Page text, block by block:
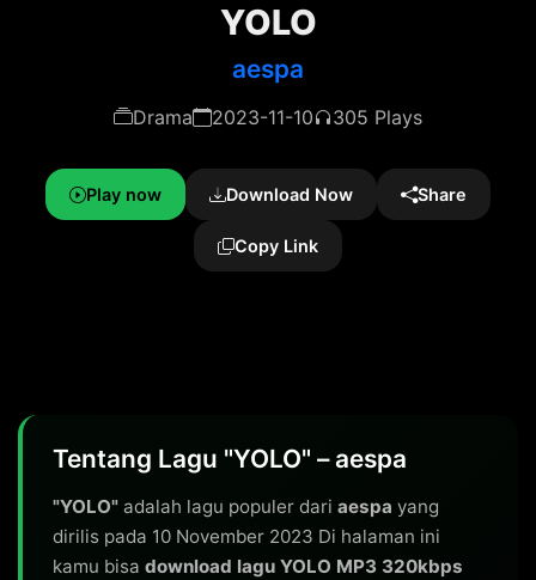
YOLO
aespa
Drama 2023-11-10 305 Plays
Play now Download Now Share
Copy Link
Tentang Lagu "YOLO" – aespa
"YOLO" adalah lagu populer dari aespa yang
dirilis pada 10 November 2023 Di halaman ini
kamu bisa download lagu YOLO MP3 320kbps